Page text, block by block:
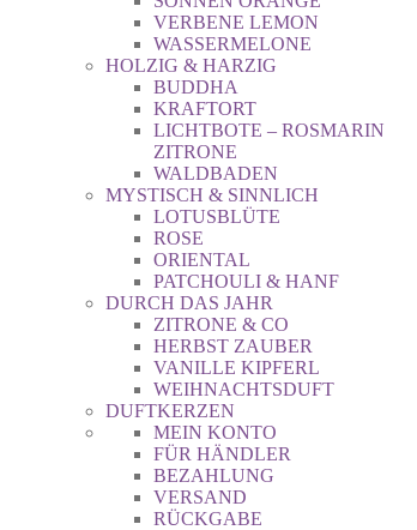
VERBENE LEMON
WASSERMELONE
HOLZIG & HARZIG
BUDDHA
KRAFTORT
LICHTBOTE – ROSMARIN
ZITRONE
WALDBADEN
MYSTISCH & SINNLICH
LOTUSBLÜTE
ROSE
ORIENTAL
PATCHOULI & HANF
DURCH DAS JAHR
ZITRONE & CO
HERBST ZAUBER
VANILLE KIPFERL
WEIHNACHTSDUFT
DUFTKERZEN
MEIN KONTO
FÜR HÄNDLER
BEZAHLUNG
VERSAND
RÜCKGABE